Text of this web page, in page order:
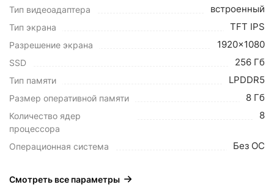
Тип видеоадаптера встроенный
Тип экрана TFT IPS
Разрешение экрана 1920x1080
SSD 256 Гб
Тип памяти LPDDR5
Размер оперативной памяти 8 Гб
Количество ядер
процессора
8
Операционная система Без ОС
Смотреть все параметры